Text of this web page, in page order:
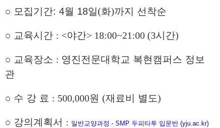
○ 모집기간: 4월 18일(화)까지 선착순
○ 교육시간 : <야간> 18:00~21:00 (3시간)
○ 교육장소 : 영진전문대학교 복현캠퍼스 정보
관
○ 수 강 료 : 500,000원 (재료비 별도)
○ 강의계획서 : 일반교양과정 - SMP 두피타투 입문반 (yju.ac.kr)